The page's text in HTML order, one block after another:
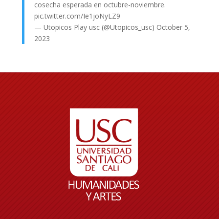
cosecha esperada en octubre-noviembre.
pic.twitter.com/Ie1joNyLZ9
— Utopicos Play usc (@Utopicos_usc) October 5,
2023